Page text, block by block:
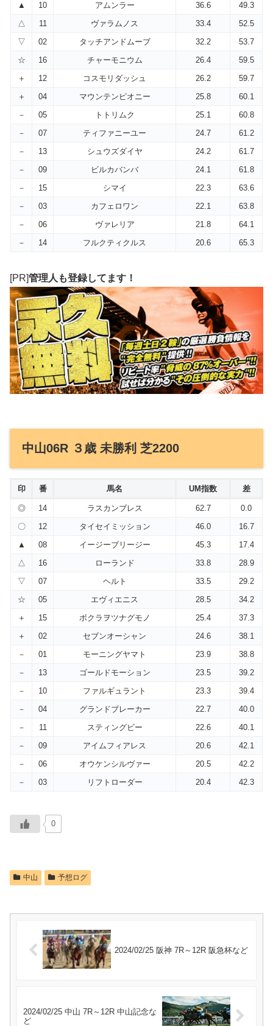
▲
10 アムンラー 36.6
49.3
△
11 ヴァラムノス 33.4
52.5
▽
02 タッチアンドムーブ 32.2
53.7
☆
16 チャーモニウム 26.4
59.5
＋
12 コスモリダッシュ 26.2
59.7
＋
04 マウンテンピオニー 25.8
60.1
－
05 トトリムク 25.1
60.8
－
07 ティファニーユー 24.7
61.2
－
13 シュウズダイヤ 24.2
61.7
－
09 ビルカバンバ 24.1
61.8
－
15 シマイ 22.3
63.6
－
03 カフェロワン 22.1
63.8
－
06 ヴァレリア 21.8
64.1
－
14 フルクティクルス 20.6 65.3
[PR]管理人も登録してます！
中山06R ３歳 未勝利 芝2200
印 番 馬名 UM指数 差
◎ 14 ラスカンブレス 62.7
0.0
〇
12 タイセイミッション 46.0
16.7
▲
08 イージーブリージー 45.3
17.4
△
16 ローランド 33.8
28.9
▽
07 ヘルト 33.5
29.2
☆
05 エヴィエニス 28.5
34.2
＋
15 ボクラヲツナグモノ 25.4
37.3
＋
02 セブンオーシャン 24.6
38.1
－
01 モーニングヤマト 23.9
38.8
－
13 ゴールドモーション 23.5
39.2
－
10 ファルギュラント 23.3
39.4
－
04 グランドブレーカー 22.7
40.0
－
11 スティングビー 22.6
40.1
－
09 アイムフィアレス 20.6
42.1
－
06 オウケンシルヴァー 20.5
42.2
－
03 リフトローダー 20.4 42.3
0
中山 予想ログ
2024/02/25 阪神 7R～12R 阪急杯など
2024/02/25 中山 7R～12R 中山記念な
ど